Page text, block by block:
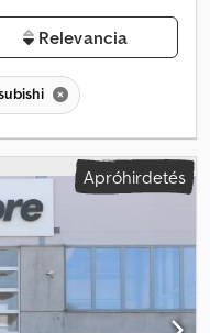
Relevancia
Apróhirdetés